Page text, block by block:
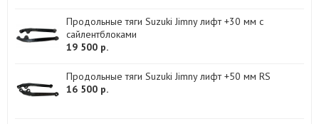
Продольные тяги Suzuki Jimny лифт +30 мм с
сайлентблоками
19 500 р.
Продольные тяги Suzuki Jimny лифт +50 мм RS
16 500 р.